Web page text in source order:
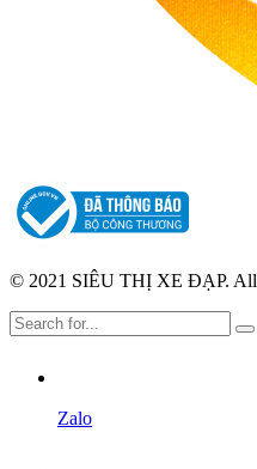
© 2021 SIÊU THỊ XE ĐẠP. All
Zalo